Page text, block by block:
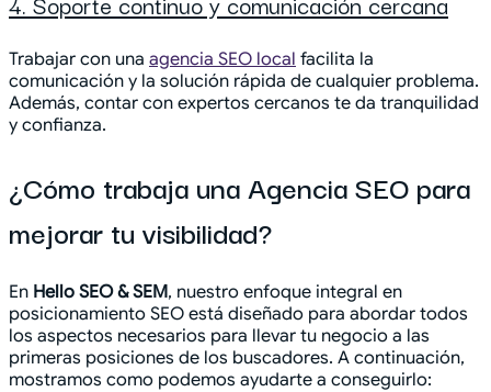
Trabajar con una agencia SEO local facilita la
comunicación y la solución rápida de cualquier problema.
Además, contar con expertos cercanos te da tranquilidad
y confianza.
¿Cómo trabaja una Agencia SEO para
mejorar tu visibilidad?
En Hello SEO & SEM, nuestro enfoque integral en
posicionamiento SEO está diseñado para abordar todos
los aspectos necesarios para llevar tu negocio a las
primeras posiciones de los buscadores. A continuación,
mostramos como podemos ayudarte a conseguirlo: